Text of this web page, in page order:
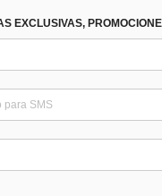
EXCLUSIVAS,